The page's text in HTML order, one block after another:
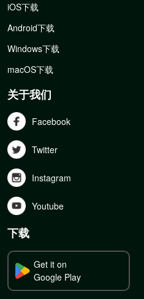
iOS下载
Android下载
Windows下载
macOS下载
关于我们
Facebook
Twitter
Instagram
Youtube
下载
Get it on
Google Play